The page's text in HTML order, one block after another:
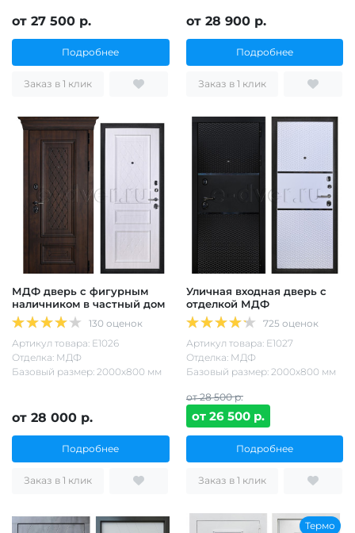
от 27 500 р.
Подробнее
Заказ в 1 клик
от 28 900 р.
Подробнее
Заказ в 1 клик
МДФ дверь с фигурным
наличником в частный дом
130 оценок
Артикул товара: Е1026
Отделка: МДФ
Базовый размер: 2000х800 мм
от 28 000 р.
Подробнее
Заказ в 1 клик
Уличная входная дверь с
отделкой МДФ
725 оценок
Артикул товара: Е1027
Отделка: МДФ
Базовый размер: 2000х800 мм
от 28 500 р.
от 26 500 р.
Подробнее
Заказ в 1 клик
Термо